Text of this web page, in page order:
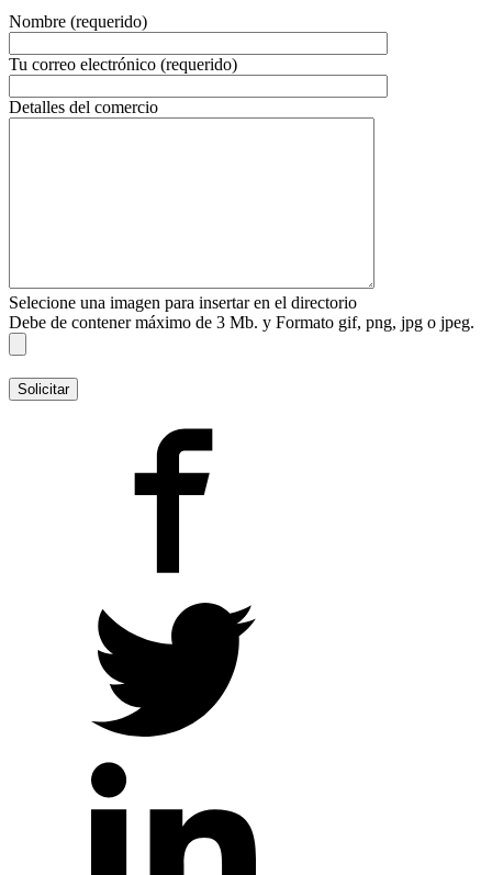
Nombre (requerido)
Tu correo electrónico (requerido)
Detalles del comercio
Selecione una imagen para insertar en el directorio
Debe de contener máximo de 3 Mb. y Formato gif, png, jpg o jpeg.